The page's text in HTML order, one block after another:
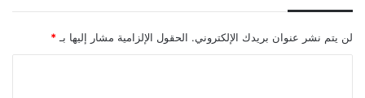
لن يتم نشر عنوان بريدك الإلكتروني. الحقول الإلزامية مشار إليها بـ *